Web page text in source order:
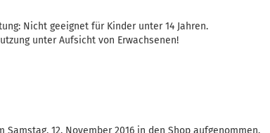
Nicht geeignet für Kinder unter 14 Jahren.
unter Aufsicht von Erwachsenen!
12. November 2016 in den Shop aufgenommen.